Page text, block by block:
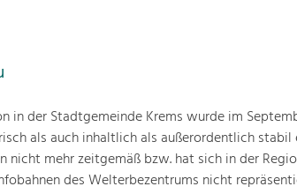
der Stadtgemeinde Krems wurde im
als auch inhaltlich als außerordentlich stabil
nicht mehr zeitgemäß bzw. hat sich in der
des Welterbezentrums nicht